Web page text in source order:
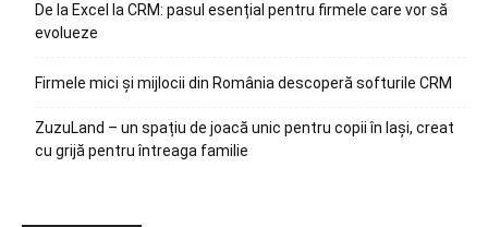
De la Excel la CRM: pasul esențial pentru firmele care vor să
evolueze
Firmele mici și mijlocii din România descoperă softurile CRM
ZuzuLand – un spațiu de joacă unic pentru copii în Iași, creat
cu grijă pentru întreaga familie